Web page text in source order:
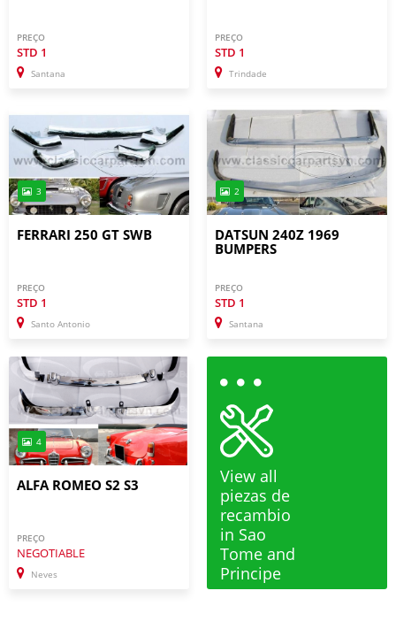
PREÇO
STD 1
Santana
PREÇO
STD 1
Trindade
3
FERRARI 250 GT SWB
PREÇO
STD 1
Santo Antonio
2
DATSUN 240Z 1969
BUMPERS
PREÇO
STD 1
Santana
4
ALFA ROMEO S2 S3
PREÇO
NEGOTIABLE
Neves
View all
piezas de
recambio
in Sao
Tome and
Principe